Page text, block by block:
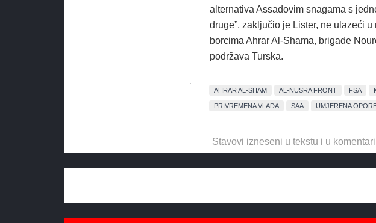
alternativa Assadovim snagama s
druge”, zaključio je Lister, ne ulazeći
borcima Ahrar Al-Shama, brigade
podržava Turska.
AHRAR AL-SHAM AL-NUSRA FRONT FSA
PRIVREMENA VLADA SAA UMJERENA
Stavovi izneseni u tekstu i u